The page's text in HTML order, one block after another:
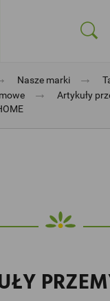
Nasze marki →
→ Artykuły